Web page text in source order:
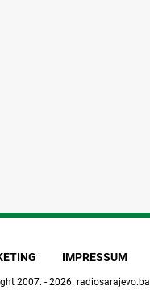
IMPRESSUM
2007. - 2026. radiosarajevo.ba